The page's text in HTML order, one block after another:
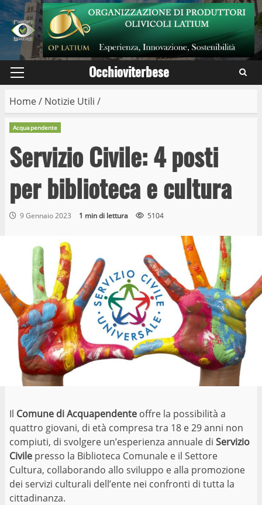
Skip
to
content
Primary
Occhioviterbese
Home/ Notizie Utili /
Acquapendente
Servizio Civile: 4 posti
per biblioteca e cultura
9 Gennaio 2023 1 min di lettura 5104
Il Comune di Acquapendente offre la possibilità a
quattro giovani, di età compresa tra 18 e 29 anni non
compiuti, di svolgere un’esperienza annuale di Servizio
Civile presso la Biblioteca Comunale e il Settore
Cultura, collaborando allo sviluppo e alla promozione
dei servizi culturali dell’ente nei confronti di tutta la
cittadinanza.